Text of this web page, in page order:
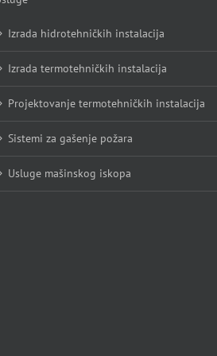
Izrada hidrotehničkih instalacija
Izrada termotehničkih instalacija
Projektovanje termotehničkih instalacija
Sistemi za gašenje požara
Usluge mašinskog iskopa